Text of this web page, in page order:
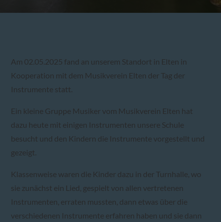
Am 02.05.2025 fand an unserem Standort in Elten in
Kooperation mit dem Musikverein Elten der Tag der
Instrumente statt.
Ein kleine Gruppe Musiker vom Musikverein Elten hat
dazu heute mit einigen Instrumenten unsere Schule
besucht und den Kindern die Instrumente vorgestellt und
gezeigt.
Klassenweise waren die Kinder dazu in der Turnhalle, wo
sie zunächst ein Lied, gespielt von allen vertretenen
Instrumenten, erraten mussten, dann etwas über die
verschiedenen Instrumente erfahren haben und sie dann